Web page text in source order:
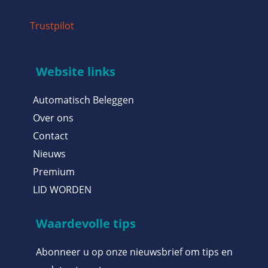
Trustpilot
Website links
Automatisch Beleggen
Over ons
Contact
Nieuws
Premium
LID WORDEN
Waardevolle tips
Abonneer u op onze nieuwsbrief om tips en